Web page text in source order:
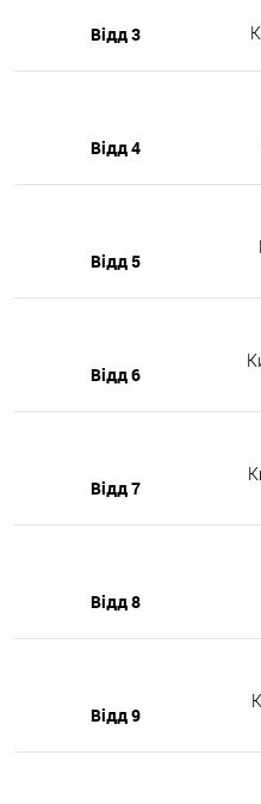
Відд 3
Відд 4
Відд 5
Відд 6
Відд 7
Відд 8
Відд 9